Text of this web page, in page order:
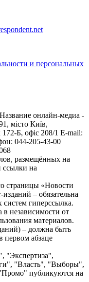
и персональных
онлайн-медиа -
місто Київ,
Б, офіс 208/1 E-mail:
044-205-43-00
размещённых на
ссылки на
страницы «Новости
– обязательна
систем гиперссылка.
независимости от
материалов.
– должна быть
первом абзаце
"Экспертиза",
"Власть", "Выборы",
публикуются на